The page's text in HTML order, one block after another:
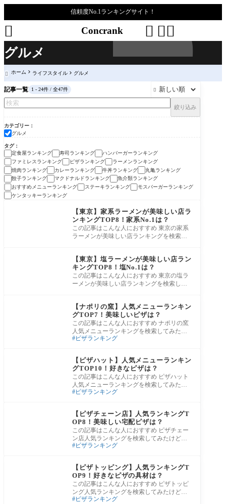
グルメ
信頼度No.1ランキングサイト！
Concrank  

 ホーム ライフスタイル グルメ
記事一覧 1 - 24件 / 全47件 
絞り込み
カテゴリー
グルメ
タグ
定食屋ランキング
寿司ランキング
ハンバーガーランキング
ファミレスランキング
ピザランキング
ラーメンランキング
焼肉ランキング
カレーランキング 牛丼ランキング
丸亀ランキング
餃子ランキング
マクドナルドランキング
魚介類ランキング
おすすめメニューランキング
ステーキランキング
モスバーガーランキング
ケンタッキーランキング
グルメ
【東京】家系ラーメンが美味しい店ラ
ンキングTOP8！家系No.1は？
この記事はこんな人におすすめ 東京の家系
ラーメンが美味しい店ランキングを検索し
【東京】塩ラーメンが美味しい店ラン
キングTOP8！塩No.1は？
この記事はこんな人におすすめ 東京の塩ラ
ーメンが美味しい店ランキングを検索して
【ナポリの窯】人気メニューランキン
グTOP7！美味しいピザは？
この記事はこんな人におすすめ ナポリの窯
人気メニューランキングを検索してみたけ
ど、サイトによって順位が全然違う…。結
ピザランキング
【ピザハット】人気メニューランキン
グTOP10！好きなピザは？
この記事はこんな人におすすめ ピザハット
人気メニューランキングを検索してみたけ
ど、サイトによって順位が全然違う…。結
ピザランキング
【ピザチェーン店】人気ランキングT
OP8！美味しい宅配ピザは？
この記事はこんな人におすすめ ピザチェー
ン店人気ランキングを検索してみたけど、
サイトによって順位が全然違う…。結局、
ピザランキング
【ピザトッピング】人気ランキングT
OP9！好きなピザの具材は？
この記事はこんな人におすすめ ピザトッピ
ング人気ランキングを検索してみたけど、
サイトによって順位が全然違う…。結局、
ピザランキング